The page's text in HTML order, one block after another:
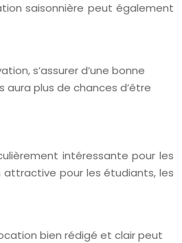
saisonnière peut également
s’assurer d’une bonne
plus de chances d’être
intéressante pour les
pour les étudiants, les
bien rédigé et clair peut